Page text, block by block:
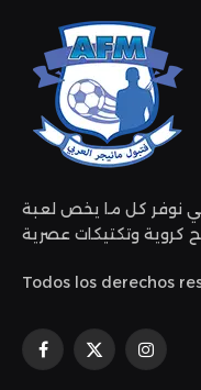
نوفر كل ما يخص لعبة
Todos los derechos
Facebook
X